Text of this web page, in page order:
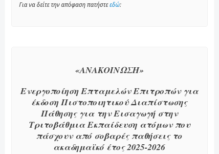
Για να δείτε την απόφαση πατήστεεδώ:
«ΑΝΑΚΟΙΝΩΣΗ»
Ενεργοποίηση Επταμελών Επιτροπών για
έκδοση Πιστοποιητικού Διαπίστωσης
Πάθησης για την Εισαγωγή στην
Τριτοβάθμια Εκπαίδευση ατόμων που
πάσχουν από σοβαρές παθήσεις το
ακαδημαϊκό έτος 2025-2026